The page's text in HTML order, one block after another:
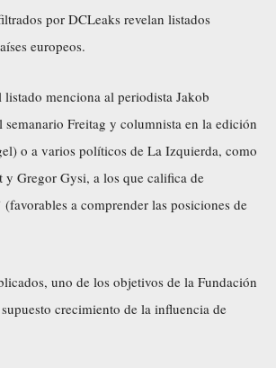
por DCLeaks revelan listados
europeos.
menciona al periodista Jakob
Freitag y columnista en la edición
o a varios políticos de La Izquierda, como
y Gregor Gysi, a los que califica de
(favorables a comprender las posiciones de
uno de los objetivos de la Fundación
crecimiento de la influencia de